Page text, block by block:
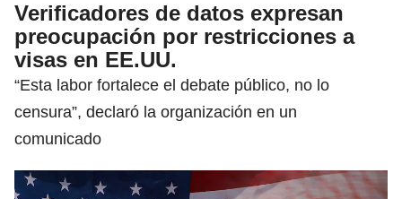
Verificadores de datos expresan
preocupación por restricciones a
visas en EE.UU.
“Esta labor fortalece el debate público, no lo
censura”, declaró la organización en un
comunicado